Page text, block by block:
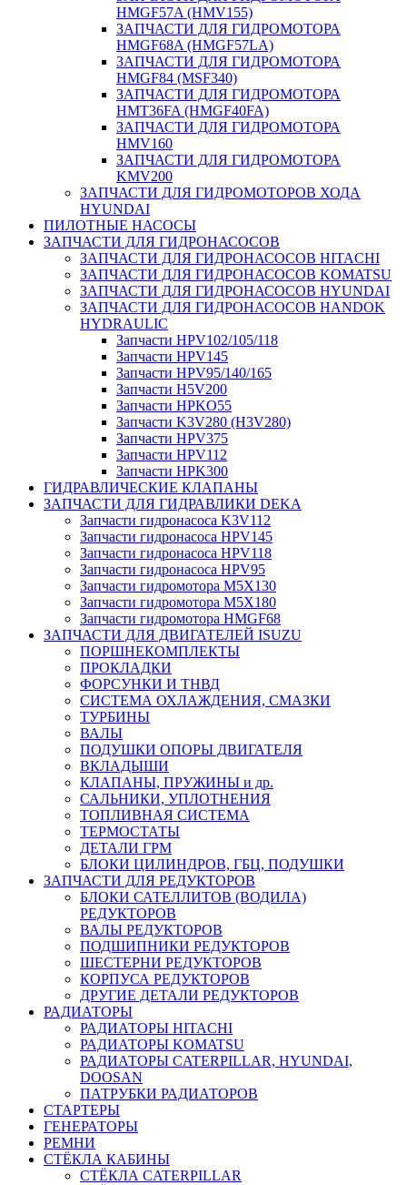
HMGF57A (HMV155)
ЗАПЧАСТИ ДЛЯ ГИДРОМОТОРА
HMGF68A (HMGF57LA)
ЗАПЧАСТИ ДЛЯ ГИДРОМОТОРА
HMGF84 (MSF340)
ЗАПЧАСТИ ДЛЯ ГИДРОМОТОРА
HMT36FA (HMGF40FA)
ЗАПЧАСТИ ДЛЯ ГИДРОМОТОРА
HMV160
ЗАПЧАСТИ ДЛЯ ГИДРОМОТОРА
KMV200
ЗАПЧАСТИ ДЛЯ ГИДРОМОТОРОВ ХОДА
HYUNDAI
ПИЛОТНЫЕ НАСОСЫ
ЗАПЧАСТИ ДЛЯ ГИДРОНАСОСОВ
ЗАПЧАСТИ ДЛЯ ГИДРОНАСОСОВ HITACHI
ЗАПЧАСТИ ДЛЯ ГИДРОНАСОСОВ KOMATSU
ЗАПЧАСТИ ДЛЯ ГИДРОНАСОСОВ HYUNDAI
ЗАПЧАСТИ ДЛЯ ГИДРОНАСОСОВ HANDOK
HYDRAULIC
Запчасти HPV102/105/118
Запчасти HPV145
Запчасти HPV95/140/165
Запчасти H5V200
Запчасти HPKO55
Запчасти K3V280 (H3V280)
Запчасти HPV375
Запчасти HPV112
Запчасти HPK300
ГИДРАВЛИЧЕСКИЕ КЛАПАНЫ
ЗАПЧАСТИ ДЛЯ ГИДРАВЛИКИ DEKA
Запчасти гидронасоса K3V112
Запчасти гидронасоса HPV145
Запчасти гидронасоса HPV118
Запчасти гидронасоса HPV95
Запчасти гидромотора M5X130
Запчасти гидромотора M5X180
Запчасти гидромотора HMGF68
ЗАПЧАСТИ ДЛЯ ДВИГАТЕЛЕЙ ISUZU
ПОРШНЕКОМПЛЕКТЫ
ПРОКЛАДКИ
ФОРСУНКИ И ТНВД
СИСТЕМА ОХЛАЖДЕНИЯ, СМАЗКИ
ТУРБИНЫ
ВАЛЫ
ПОДУШКИ ОПОРЫ ДВИГАТЕЛЯ
ВКЛАДЫШИ
КЛАПАНЫ, ПРУЖИНЫ и др.
САЛЬНИКИ, УПЛОТНЕНИЯ
ТОПЛИВНАЯ СИСТЕМА
ТЕРМОСТАТЫ
ДЕТАЛИ ГРМ
БЛОКИ ЦИЛИНДРОВ, ГБЦ, ПОДУШКИ
ЗАПЧАСТИ ДЛЯ РЕДУКТОРОВ
БЛОКИ САТЕЛЛИТОВ (ВОДИЛА)
РЕДУКТОРОВ
ВАЛЫ РЕДУКТОРОВ
ПОДШИПНИКИ РЕДУКТОРОВ
ШЕСТЕРНИ РЕДУКТОРОВ
КОРПУСА РЕДУКТОРОВ
ДРУГИЕ ДЕТАЛИ РЕДУКТОРОВ
РАДИАТОРЫ
РАДИАТОРЫ HITACHI
РАДИАТОРЫ KOMATSU
РАДИАТОРЫ CATERPILLAR, HYUNDAI,
DOOSAN
ПАТРУБКИ РАДИАТОРОВ
СТАРТЕРЫ
ГЕНЕРАТОРЫ
РЕМНИ
СТЁКЛА КАБИНЫ
СТЁКЛА CATERPILLAR